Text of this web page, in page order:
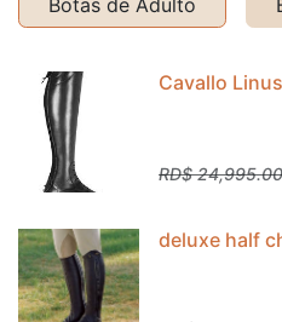
Cavallo
RD$24,995.00
deluxe half